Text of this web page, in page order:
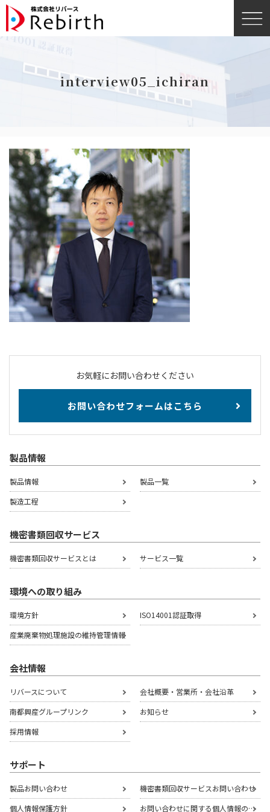
interview05_ichiran
お気軽にお問い合わせください
お問い合わせフォームはこちら
製品情報
製品情報
製品一覧
製造工程
機密書類回収サービス
機密書類回収サービスとは サービス一覧
環境への取り組み
環境方針
ISO14001認証取得
産業廃棄物処理施設の維持管理情報
会社情報
リバースについて
会社概要・営業所・会社沿革
南都興産グループリンク
お知らせ
採用情報
サポート
製品お問い合わせ
機密書類回収サービスお問い合わせ
個人情報保護方針
お問い合わせに関する個人情報の取扱いについて